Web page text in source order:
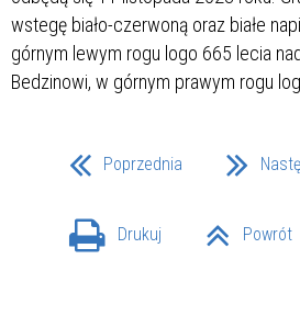
Poprzednia
Drukuj Powrót